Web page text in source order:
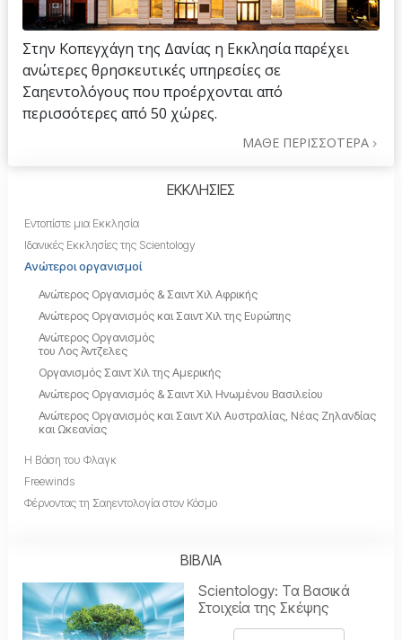
Στην Κοπεγχάγη της Δανίας η Εκκλησία παρέχει
ανώτερες θρησκευτικές υπηρεσίες σε
Σαηεντολόγους που προέρχονται από
περισσότερες από 50 χώρες.
ΜΑΘΕ ΠΕΡΙΣΣΟΤΕΡΑ
ΕΚΚΛΗΣΙΕΣ
Εντοπίστε μια Εκκλησία
Ιδανικές Εκκλησίες της Scientology
Ανώτεροι οργανισμοί
Ανώτερος Οργανισμός & Σαιντ Χιλ Αφρικής
Ανώτερος Οργανισμός και Σαιντ Χιλ της Ευρώπης
Ανώτερος Οργανισμός
του Λος Άντζελες
Οργανισμός Σαιντ Χιλ της Αμερικής
Ανώτερος Οργανισμός & Σαιντ Χιλ Ηνωμένου Βασιλείου
Ανώτερος Οργανισμός και Σαιντ Χιλ Αυστραλίας, Νέας Ζηλανδίας
και Ωκεανίας
Η Βάση του Φλαγκ
Freewinds
Φέρνοντας τη Σαηεντολογία στον Κόσμο
ΒΙΒΛΙΑ
Scientology: Τα Βασικά
Στοιχεία της Σκέψης